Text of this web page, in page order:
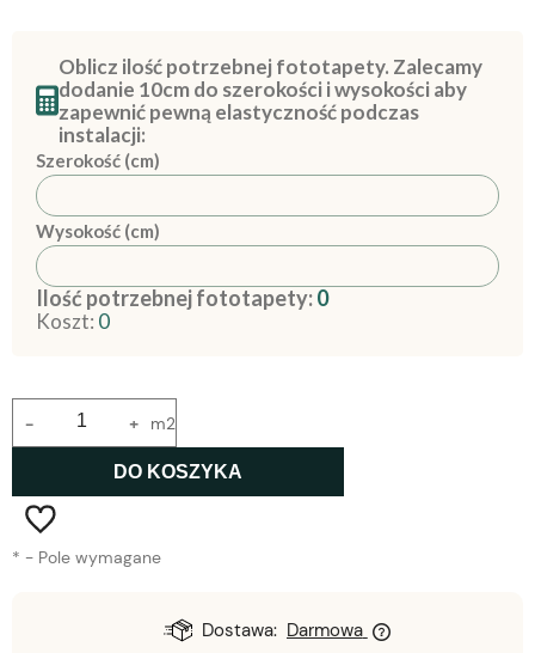
Oblicz ilość potrzebnej fototapety. Zalecamy
dodanie 10cm do szerokości i wysokości aby
zapewnić pewną elastyczność podczas
instalacji:
Szerokość (cm)
Wysokość (cm)
Ilość potrzebnej fototapety:0
Koszt: 0
+
- m2
DO KOSZYKA
* - Pole wymagane
Dostawa: Darmowa